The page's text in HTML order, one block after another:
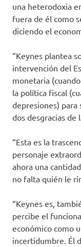
una heterodoxia
fuera de él como
diciendo el
“Keynes plantea
intervención del
monetaria
la política fiscal
depresiones) para
dos desgracias de
“Esta es la
personaje
ahora una
no falta quién le
“Keynes es,
percibe el
económico como
incertidumbre. Él